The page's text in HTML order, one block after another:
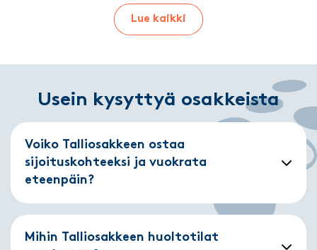
Lue kaikki
Usein kysyttyä osakkeista
Voiko Talliosakkeen ostaa
sijoituskohteeksi ja vuokrata
eteenpäin?
Mihin Talliosakkeen huoltotilat